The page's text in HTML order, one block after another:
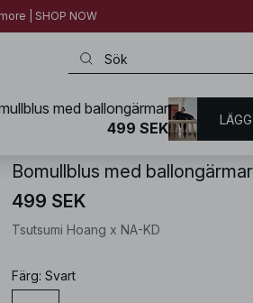
| SHOP NOW
Skjortor & blusar / Blusar / Blusar
Bomullblus med ballongärmar
499 SEK
Tsutsumi Hoang x NA-KD
Färg: Svart
med ballongärmar
499 SEK